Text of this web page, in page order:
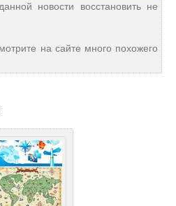
новости восстановить не
на сайте много похожего